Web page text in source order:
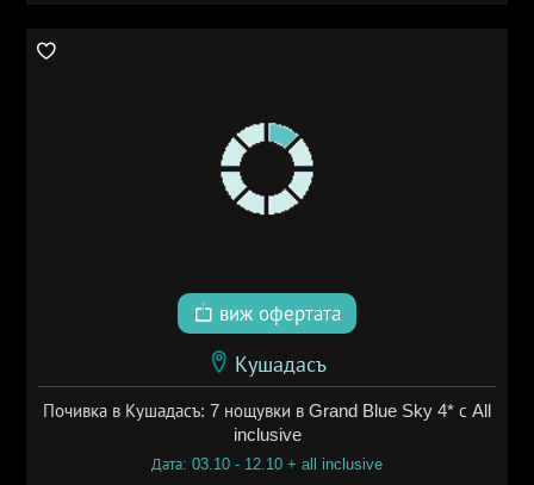
виж офертата
Кушадасъ
Почивка в Кушадасъ: 7 нощувки в Grand Blue Sky 4* с All
inclusive
Дата: 03.10 - 12.10 + all inclusive